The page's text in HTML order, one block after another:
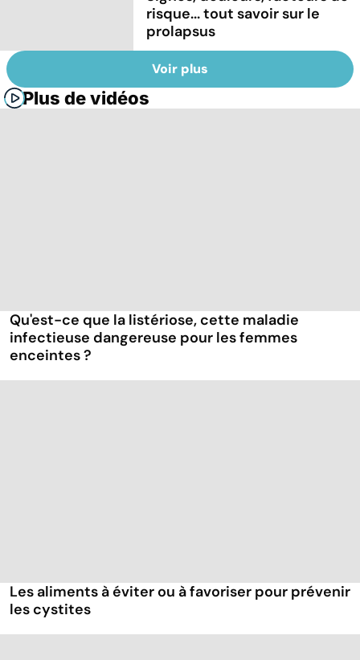
risque... tout savoir sur le
prolapsus
Voir plus
Plus de vidéos
Qu'est-ce que la listériose, cette maladie
infectieuse dangereuse pour les femmes
enceintes ?
Les aliments à éviter ou à favoriser pour prévenir
les cystites